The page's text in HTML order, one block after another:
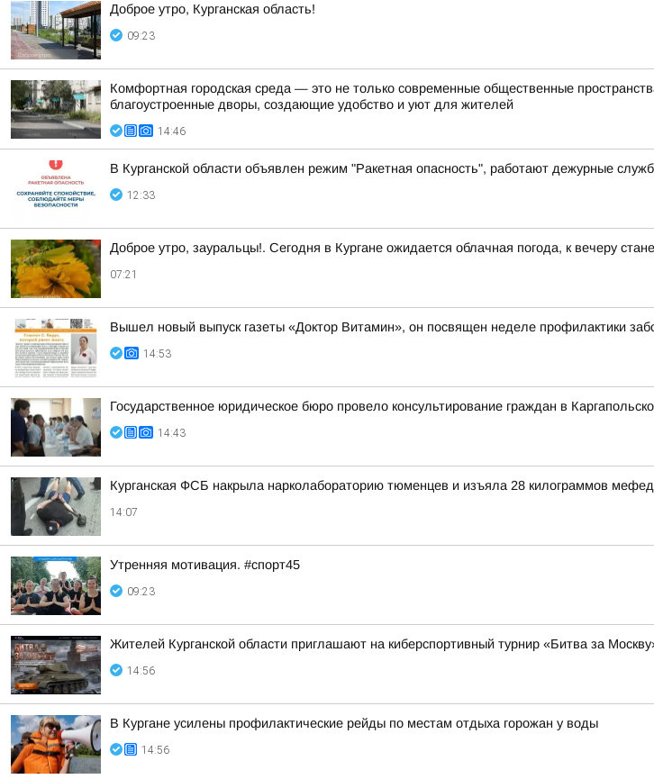
Доброе утро, Курганская область!
09:23
Комфортная городская среда — это не только современные общественные
благоустроенные дворы, создающие удобство и уют для жителей
14:46
В Курганской области объявлен режим "Ракетная опасность", работают дежурные
12:33
Доброе утро, зауральцы!. Сегодня в Кургане ожидается облачная погода, к вечеру
07:21
Вышел новый выпуск газеты «Доктор Витамин», он посвящен неделе профилактики
14:53
Государственное юридическое бюро провело консультирование граждан в
14:43
Курганская ФСБ накрыла нарколабораторию тюменцев и изъяла 28 килограммов
14:07
Утренняя мотивация. #спорт45
09:23
Жителей Курганской области приглашают на киберспортивный турнир «Битва за
14:56
В Кургане усилены профилактические рейды по местам отдыха горожан у воды
14:56